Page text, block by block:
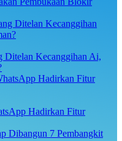
Ditelan Kecanggihan Ai,
Hadirkan Fitur